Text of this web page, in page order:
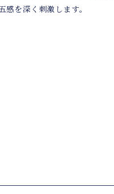
感を深く刺激します。